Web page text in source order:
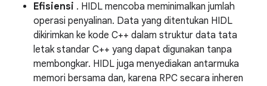
Efisiensi . HIDL mencoba meminimalkan jumlah
operasi penyalinan. Data yang ditentukan HIDL
dikirimkan ke kode C++ dalam struktur data tata
letak standar C++ yang dapat digunakan tanpa
membongkar. HIDL juga menyediakan antarmuka
memori bersama dan, karena RPC secara inheren